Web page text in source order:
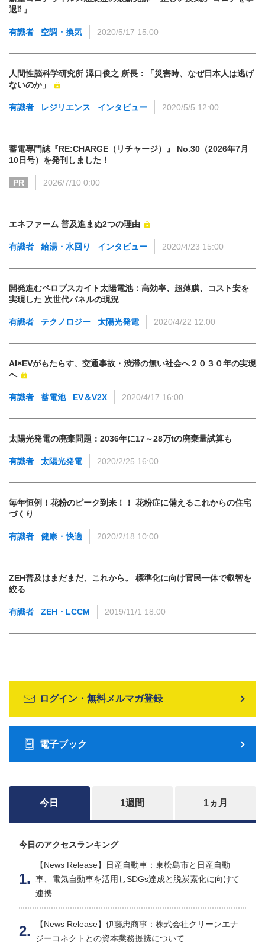
退⁉ 』
有識者 空調・換気 2020/5/17 15:00
人間性脳科学研究所 澤口俊之 所長：「災害時、なぜ日本人は逃げ
ないのか」
有識者 レジリエンス インタビュー 2020/5/5 12:00
蓄電専門誌『RE:CHARGE（リチャージ）』 No.30（2026年7月
10日号）を発刊しました！
PR 2026/7/10 0:00
エネファーム 普及進まぬ2つの理由
有識者 給湯・水回り インタビュー 2020/4/23 15:00
開発進むペロブスカイト太陽電池：高効率、超薄膜、コスト安を
実現した 次世代パネルの現況
有識者 テクノロジー 太陽光発電 2020/4/22 12:00
AI×EVがもたらす、交通事故・渋滞の無い社会へ２０３０年の実現
へ
有識者 蓄電池 EV＆V2X 2020/4/17 16:00
太陽光発電の廃棄問題：2036年に17～28万tの廃棄量試算も
有識者 太陽光発電 2020/2/25 16:00
毎年恒例！花粉のピーク到来！！ 花粉症に備えるこれからの住宅
づくり
有識者 健康・快適 2020/2/18 10:00
ZEH普及はまだまだ、これから。 標準化に向け官民一体で叡智を
絞る
有識者 ZEH・LCCM 2019/11/1 18:00
ログイン・無料メルマガ登録
電子ブック
今日 1週間 1ヵ月
今日のアクセスランキング
【News Release】日産自動車：東松島市と日産自動
車、電気自動車を活用しSDGs達成と脱炭素化に向けて
連携
【News Release】伊藤忠商事：株式会社クリーンエナ
ジーコネクトとの資本業務提携について